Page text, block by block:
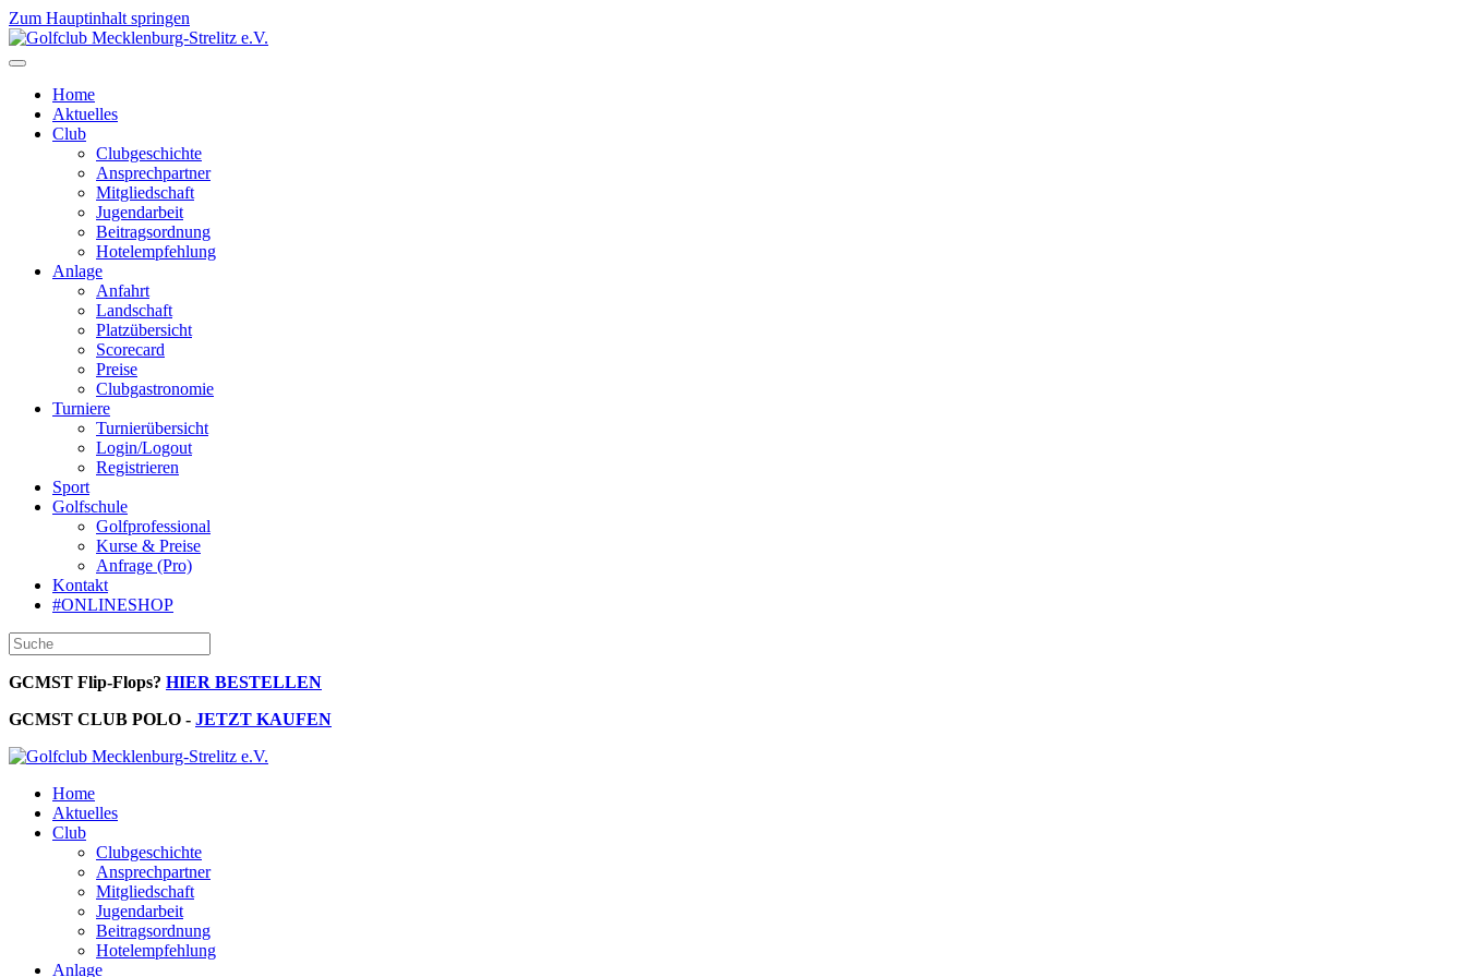
Zum Hauptinhalt springen
Home
Aktuelles
Club
Clubgeschichte
Ansprechpartner
Mitgliedschaft
Jugendarbeit
Beitragsordnung
Hotelempfehlung
Anlage
Anfahrt
Landschaft
Platzübersicht
Scorecard
Preise
Clubgastronomie
Turniere
Turnierübersicht
Login/Logout
Registrieren
Sport
Golfschule
Golfprofessional
Kurse & Preise
Anfrage (Pro)
Kontakt
#ONLINESHOP
GCMST Flip-Flops? HIER BESTELLEN
GCMST CLUB POLO - JETZT KAUFEN
Home
Aktuelles
Club
Clubgeschichte
Ansprechpartner
Mitgliedschaft
Jugendarbeit
Beitragsordnung
Hotelempfehlung
Anlage